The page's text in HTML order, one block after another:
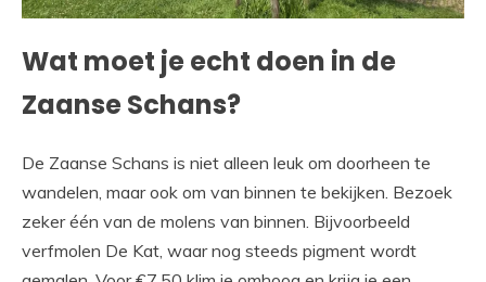
Wat moet je echt doen in de
Zaanse Schans?
De Zaanse Schans is niet alleen leuk om doorheen te
wandelen, maar ook om van binnen te bekijken. Bezoek
zeker één van de molens van binnen. Bijvoorbeeld
verfmolen De Kat, waar nog steeds pigment wordt